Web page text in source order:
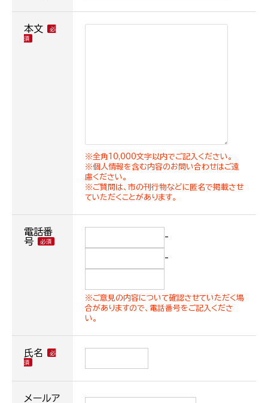
本文
※全角10,000文字以内でご記入ください。
※個人情報を含む内容のお問い合わせはご遠
慮ください。
※ご質問は、市の刊行物などに匿名で掲載させ
ていただくことがあります。
電話番
号
-
-
※ご意見の内容について確認させていただく場
合がありますので、電話番号をご記入くださ
い。
氏名
メールア